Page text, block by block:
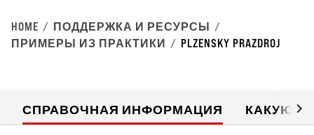
HOME
ПОДДЕРЖКА И РЕСУРСЫ
ПРИМЕРЫ ИЗ ПРАКТИКИ
PLZENSKY PRAZDROJ
СПРАВОЧНАЯ ИНФОРМАЦИЯ КАКУЮ